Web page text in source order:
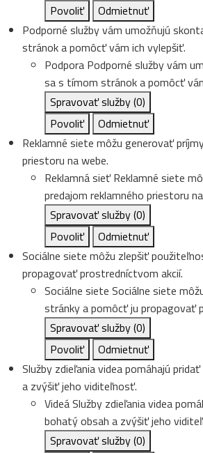
Povoliť
Odmietnuť
Podporné služby vám umožňujú
stránok a pomôcť vám ich vylepšiť.
Podpora Podporné služby vám
sa s tímom stránok a pomôcť
Spravovať služby(0)
Povoliť
Odmietnuť
Reklamné siete môžu generovať
priestoru na webe.
Reklamná sieť Reklamné siete
predajom reklamného priestoru
Spravovať služby(0)
Povoliť
Odmietnuť
Sociálne siete môžu zlepšiť
propagovať prostredníctvom akcií.
Sociálne siete Sociálne siete
stránky a pomôcť ju propagovať
Spravovať služby(0)
Povoliť
Odmietnuť
Služby zdieľania videa pomáhajú
a zvýšiť jeho viditeľnosť.
VideáSlužby zdieľania videa
bohatý obsah a zvýšiť jeho
Spravovať služby(0)